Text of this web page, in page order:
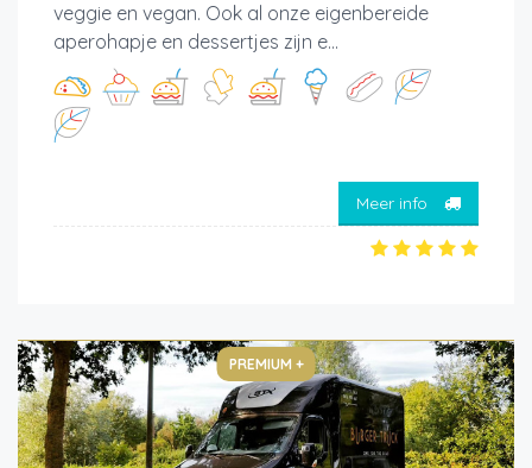
veggie en vegan. Ook al onze eigenbereide
aperohapje en dessertjes zijn e...
Meer info
PREMIUM +